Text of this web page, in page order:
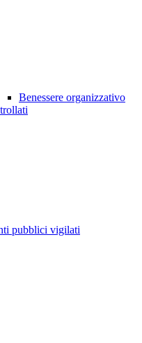
Benessere organizzativo
pubblici vigilati